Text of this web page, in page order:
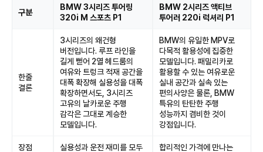
구분
BMW 3시리즈 투어링
320i M 스포츠 P1
BMW 2시리즈 액티브
투어러 220i 럭셔리 P1
한줄
결론
3시리즈의 왜건형
버전입니다. 루프 라인을
길게 뻗어 2열 헤드룸의
여유와 트렁크 적재 공간을
대폭 확장해 실용성을 대폭
확장하면서도, 3시리즈
고유의 날카로운 주행
감각은 그대로 계승한
모델입니다.
BMW의 유일한 MPV로
다목적 활용성에 집중한
모델입니다. 패밀리카로
활용할 수 있는 여유로운
실내 공간과 실속 있는
편의사양은 물론, BMW
특유의 탄탄한 주행
성능까지 겸비한 것이
강점입니다.
장점 실용성과 운전 재미를 모두 합리적인 가격에 만나는